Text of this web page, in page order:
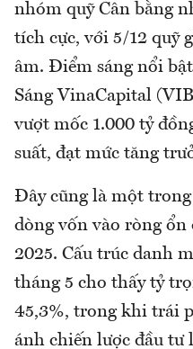
nhóm quỹ Cân bằng
tích cực, với 5/12 quỹ
âm. Điểm sáng nổi
Sáng VinaCapital
vượt mốc 1.000 tỷ
suất, đạt mức tăng
Đây cũng là một
dòng vốn vào ròng
2025. Cấu trúc danh
tháng 5 cho thấy tỷ
45,3%, trong khi trái
ánh chiến lược đầu tư